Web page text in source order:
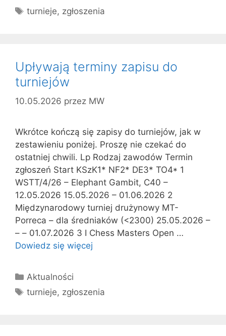
Tagi
turnieje, zgłoszenia
Upływają terminy zapisu do
turniejów
10.05.2026 przez MW
Wkrótce kończą się zapisy do turniejów, jak w
zestawieniu poniżej. Proszę nie czekać do
ostatniej chwili. Lp Rodzaj zawodów Termin
zgłoszeń Start KSzK1* NF2* DE3* TO4* 1
WSTT/4/26 – Elephant Gambit, C40 –
12.05.2026 15.05.2026 – 01.06.2026 2
Międzynarodowy turniej drużynowy MT-
Porreca – dla średniaków (<2300) 25.05.2026 –
– – 01.07.2026 3 I Chess Masters Open …
Dowiedz się więcej
Kategorie
Aktualności
Tagi
turnieje, zgłoszenia